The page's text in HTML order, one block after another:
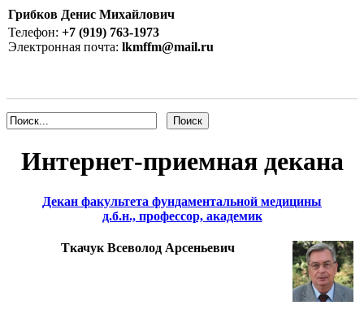
Грибков Денис Михайлович
Телефон: +7 (919) 763-1973
Электронная почта: lkmffm@mail.ru
Интернет-приемная декана
Декан факультета фундаментальной медицины
д.б.н., профессор, академик
Ткачук Всеволод Арсеньевич